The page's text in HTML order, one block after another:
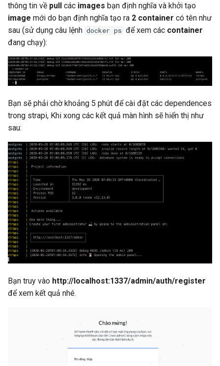
thông tin về pull các images bạn định nghĩa và khởi tạo
image mới do bạn định nghĩa tạo ra 2 container có tên như
sau (sử dụng câu lệnh docker ps để xem các container
đang chạy):
Bạn sẽ phải chờ khoảng 5 phút để cài đặt các dependences
trong strapi, Khi xong các kết quả màn hình sẽ hiển thị như
sau:
Bạn truy vào http://localhost:1337/admin/auth/register
để xem kết quả nhé.